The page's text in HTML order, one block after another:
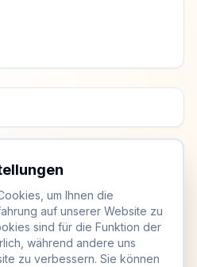
um Ihnen die
auf unserer Website zu
sind für die Funktion der
während andere uns
zu verbessern. Sie können